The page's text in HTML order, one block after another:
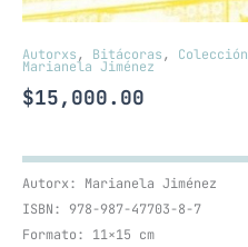
Autorxs, Bitácoras, Colección
Marianela Jiménez
$15,000.00
Autorx: Marianela Jiménez
ISBN: 978-987-47703-8-7
Formato: 11×15 cm